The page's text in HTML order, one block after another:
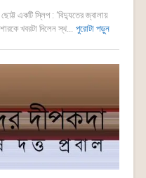
ছোট্ট একটি স্লিপ : ‘বিদ্যুতের জ্বালায়
খবরটা দিলেন স্থ... পুরোটা পড়ুন